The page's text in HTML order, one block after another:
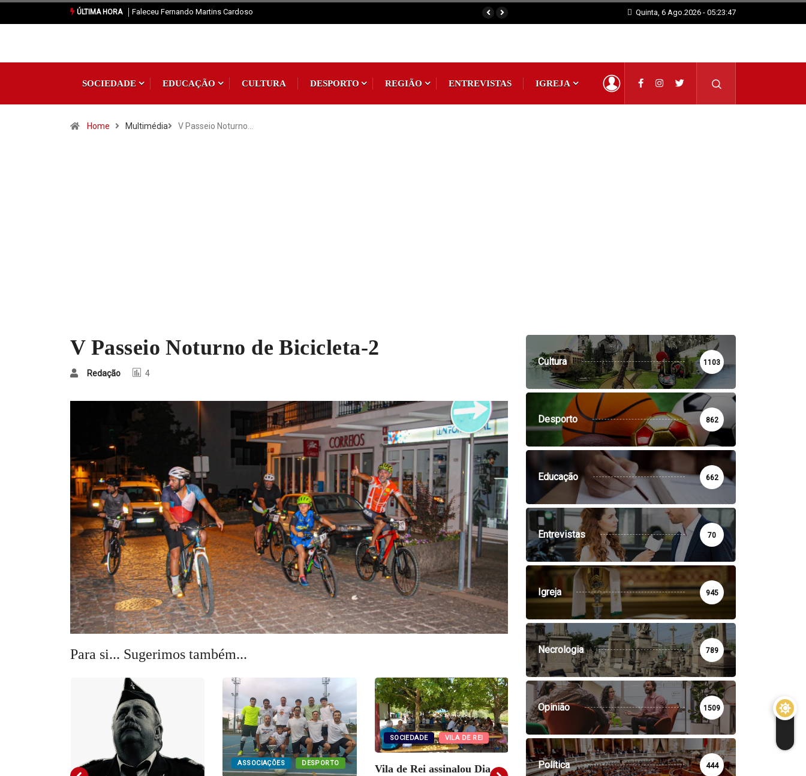
ÚLTIMA HORA
Faleceu Fernando Martins CardosoVila de Rei: Casa dos Amigos do
Pisão vence Torneio de Futsal
Quinta, 6 Ago.2026 - 05:23:48
SOCIEDADE EDUCAÇÃO CULTURA DESPORTO REGIÃO ENTREVISTAS IGREJA
Home Multimédia V Passeio Noturno…
V Passeio Noturno de Bicicleta-2
Redação 4
Para si... Sugerimos também...
ASSOCIAÇÕES DESPORTO
SOCIEDADE VILA DE REI
Vila de Rei assinalou Dia
EDUCAÇÃO SERTÃ
PROENÇA-A-NOVA
SOCIEDADE
Cultura 1103
Desporto 862
Educação 662
Entrevistas 70
Igreja 945
Necrologia 789
Opinião 1509
Política 444